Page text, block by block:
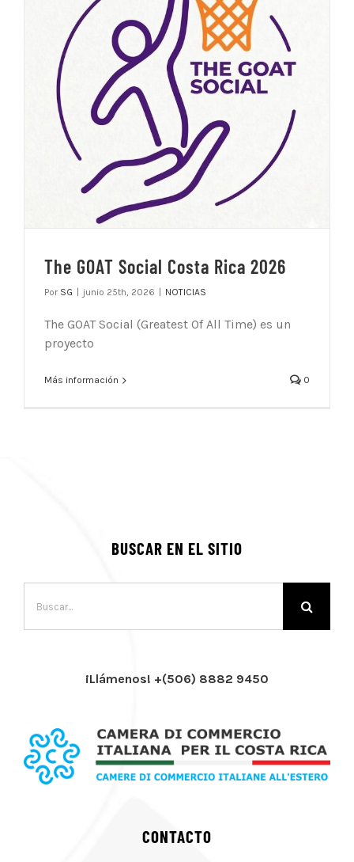
The GOAT Social Costa Rica 2026
Por SG junio 25th, 2026 NOTICIAS
The GOAT Social (Greatest Of All Time) es un
proyecto
Más información 0
BUSCAR EN EL SITIO
¡Llámenos! +(506) 8882 9450
CONTACTO